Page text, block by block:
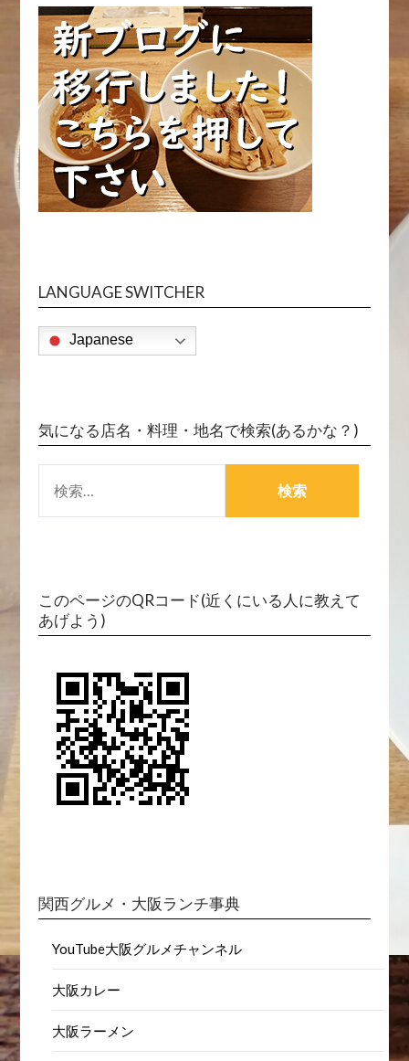
LANGUAGE SWITCHER
Japanese
気になる店名・料理・地名で検索(あるかな？)
索:
このページのQRコード(近くにいる人に教えて
あげよう)
関西グルメ・大阪ランチ事典
YouTube大阪グルメチャンネル
大阪カレー
大阪ラーメン